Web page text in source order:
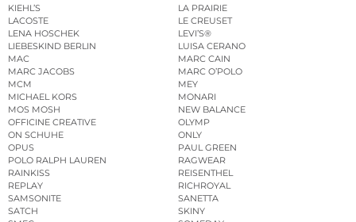
KIEHL’S
LA PRAIRIE
LACOSTE
LE CREUSET
LENA HOSCHEK
LEVI’S®
LIEBESKIND BERLIN
LUISA CERANO
MAC
MARC CAIN
MARC JACOBS
MARC O’POLO
MCM
MEY
MICHAEL KORS
MONARI
MOS MOSH
NEW BALANCE
OFFICINE CREATIVE
OLYMP
ON SCHUHE
ONLY
OPUS
PAUL GREEN
POLO RALPH LAUREN
RAGWEAR
RAINKISS
REISENTHEL
REPLAY
RICHROYAL
SAMSONITE
SANETTA
SATCH
SKINY